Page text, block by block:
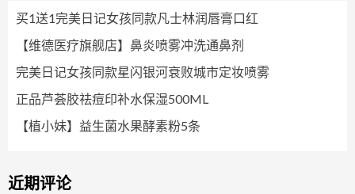
买1送1完美日记女孩同款凡士林润唇膏口红
【维德医疗旗舰店】鼻炎喷雾冲洗通鼻剂
完美日记女孩同款星闪银河衰败城市定妆喷雾
正品芦荟胶祛痘印补水保湿500ML
【植小妹】益生菌水果酵素粉5条
近期评论